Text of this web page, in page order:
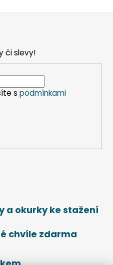
či slevy!
s podmínkami
a okurky ke stažení
chvíle zdarma